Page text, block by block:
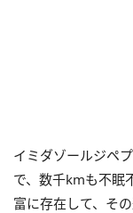
イミダゾールジペ
で、数千kmも不眠
富に存在して、そ